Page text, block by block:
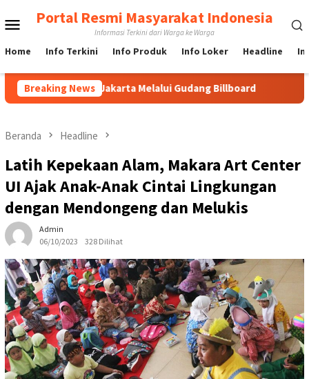
ke
Menu
Mobile
Portal Resmi Masyarakat Indonesia
Informasi Terkini dari Warga ke Warga
Home Info Terkini Info Produk Info Loker Headline
Breaking News
di Jakarta Melalui Gudang Billboard Langkah
Beranda Headline
Latih Kepekaan Alam, Makara Art Center
UI Ajak Anak-Anak Cintai Lingkungan
dengan Mendongeng dan Melukis
Admin
06/10/2023
328 Dilihat